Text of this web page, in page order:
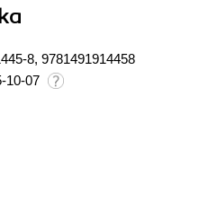
8, 9781491914458
10-07